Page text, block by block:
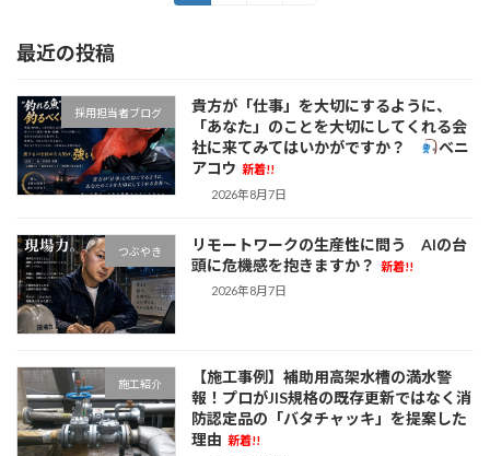
ペ
ー
ジ
送
り
定
ジ
ジ
ジ
最近の投稿
採用担当者ブログ
貴方が「仕事」を大切にするように、
「あなた」のことを大切にしてくれる会
社に来てみてはいかがですか？
べニ
アコウ 新着!!
2026年8月7日
つぶやき
リモートワークの生産性に問う AIの台
頭に危機感を抱きますか？
新着!!
2026年8月7日
施工紹介
【施工事例】補助用高架水槽の満水警
報！プロがJIS規格の既存更新ではなく消
防認定品の「バタチャッキ」を提案した
理由 新着!!